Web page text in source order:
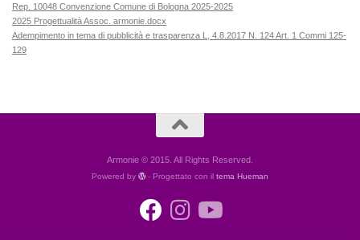
Rep. 10048 Convenzione Comune di Bologna 2025-2025
2025 Progettualità Assoc. armonie.docx
Adempimento in tema di pubblicità e trasparenza L, 4.8.2017 N. 124 Art. 1 Commi 125-
129
Armonie © 2015. All Rights Reserved.
Powered by - Progettato con iltema Hueman